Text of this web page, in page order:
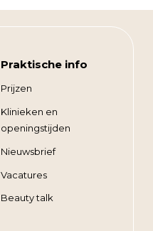
Praktische info
Prijzen
Klinieken en
openingstijden
Nieuwsbrief
Vacatures
Beauty talk